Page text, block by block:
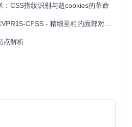
也能迅速上手实验。
for Neural Semantic Parsing
宝藏。立即加入，探索无尽的数据
锁无限可能！
现，希望能激发您的兴趣并鼓励您
让我们共同迈向更高效的自然语言处
：CSS指纹识别与超cookies的革命
CFSS - 精细至粗的面部对齐探索
点解析